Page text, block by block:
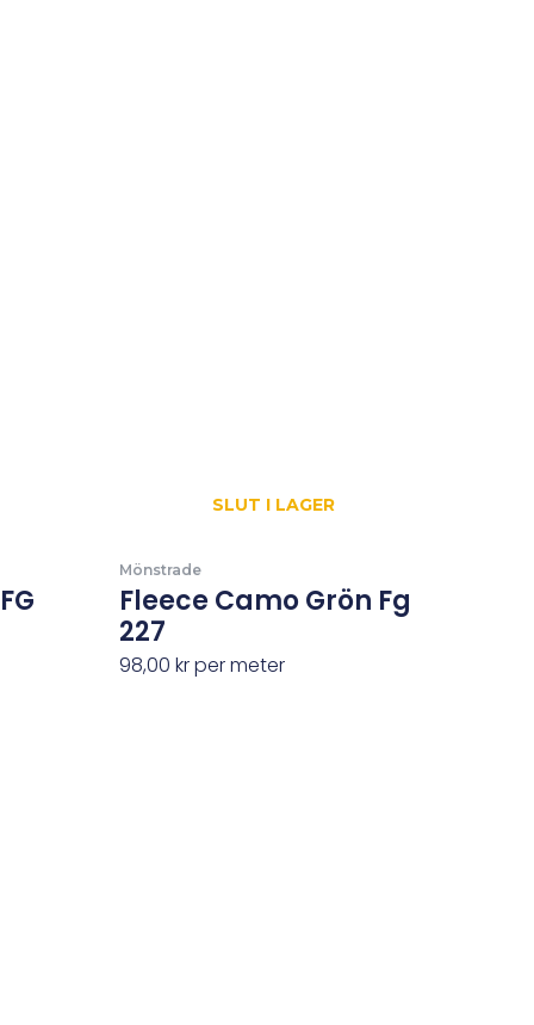
SLUT I LAGER
Mönstrade
Fleece Camo Grön Fg
227
98,00krper meter